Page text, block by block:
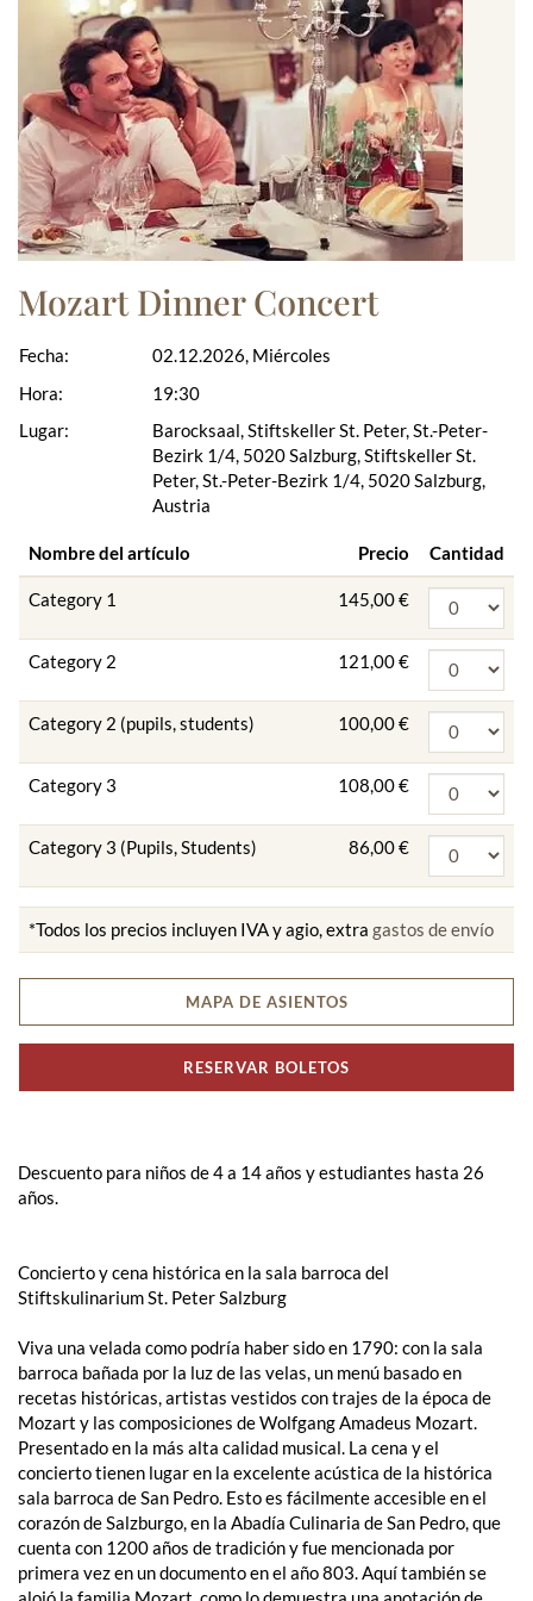
Mozart Dinner Concert
Fecha:
Hora:
Lugar:
02.12.2026, Miércoles
19:30
Barocksaal, Stiftskeller St. Peter, St.-Peter-
Bezirk 1/4, 5020 Salzburg, Stiftskeller St.
Peter, St.-Peter-Bezirk 1/4, 5020 Salzburg,
Austria
Nombre del artículo Precio Cantidad
Category 1 145,00 €
Category 2 121,00 €
Category 2 (pupils, students) 100,00 €
Category 3 108,00 €
Category 3 (Pupils, Students) 86,00 €
*Todos los precios incluyen IVA y agio, extra gastos de envío
MAPA DE ASIENTOS
RESERVAR BOLETOS
Descuento para niños de 4 a 14 años y estudiantes hasta 26
años.
Concierto y cena histórica en la sala barroca del
Stiftskulinarium St. Peter Salzburg
Viva una velada como podría haber sido en 1790: con la sala
barroca bañada por la luz de las velas, un menú basado en
recetas históricas, artistas vestidos con trajes de la época de
Mozart y las composiciones de Wolfgang Amadeus Mozart.
Presentado en la más alta calidad musical. La cena y el
concierto tienen lugar en la excelente acústica de la histórica
sala barroca de San Pedro. Esto es fácilmente accesible en el
corazón de Salzburgo, en la Abadía Culinaria de San Pedro, que
cuenta con 1200 años de tradición y fue mencionada por
primera vez en un documento en el año 803. Aquí también se